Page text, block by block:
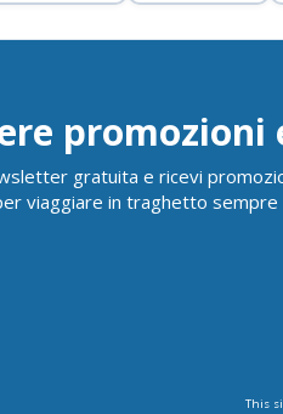
promozioni
gratuita e ricevi
viaggiare in traghetto sempre
This